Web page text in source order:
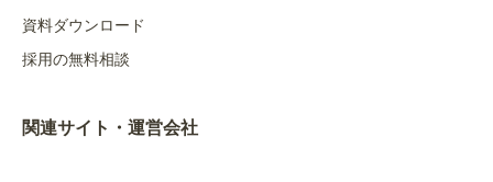
資料ダウンロード
採用の無料相談
関連サイト・運営会社